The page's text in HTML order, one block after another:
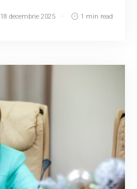
18 decembrie 2025 1 min read